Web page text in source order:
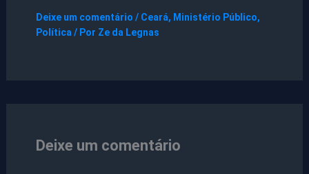
Deixe um comentário / Ceará, Ministério Público,
Política / Por Ze da Legnas
Deixe um comentário